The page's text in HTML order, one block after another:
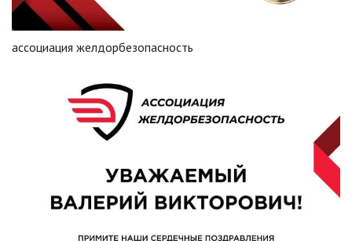
ассоциация желдорбезопасность